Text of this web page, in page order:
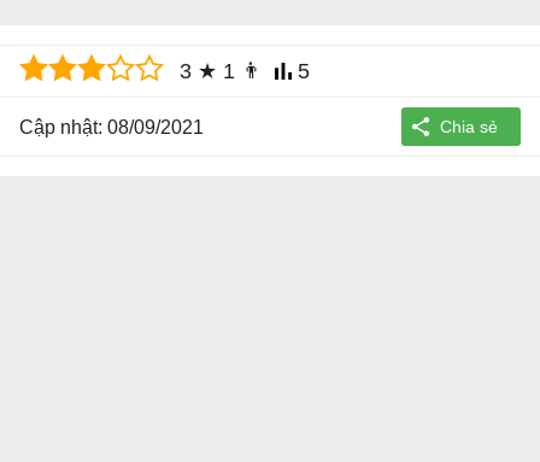
3 ★ 1 👨 5
Cập nhật: 08/09/2021